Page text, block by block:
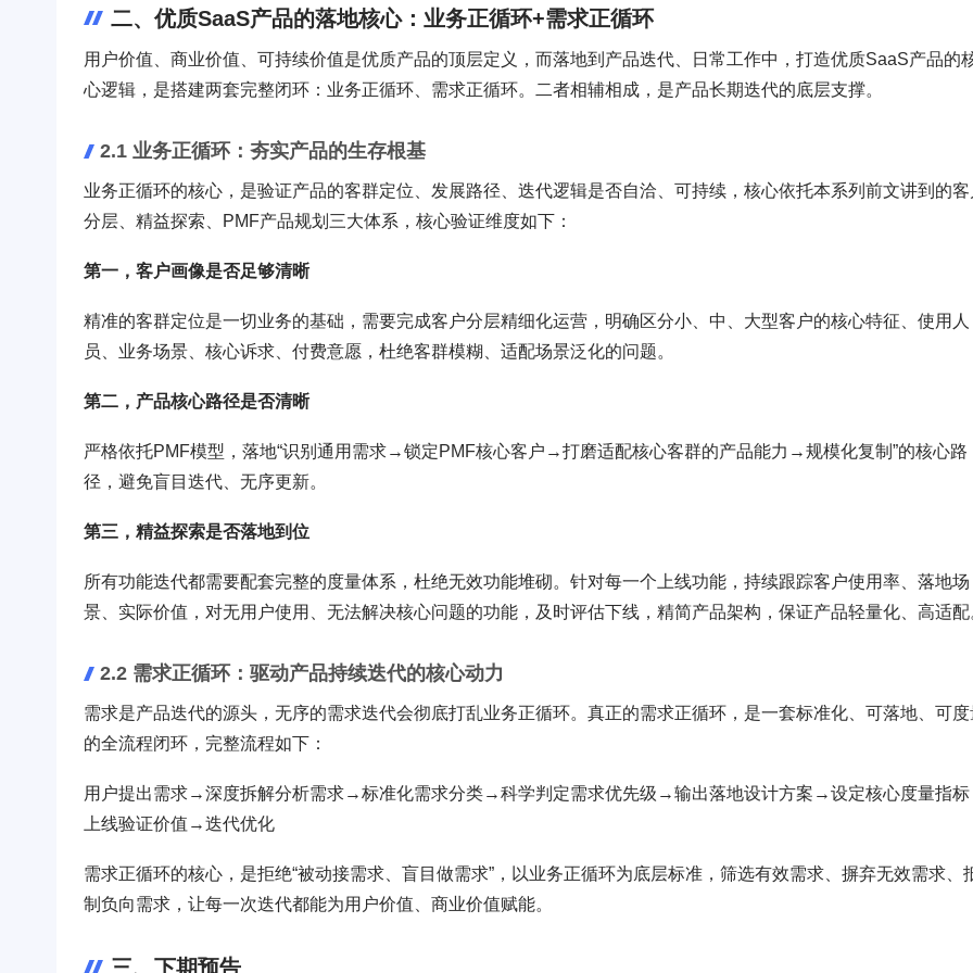
二、优质SaaS产品的落地核心：业务正循环+需求正循环
用户价值、商业价值、可持续价值是优质产品的顶层定义，而落地到产品迭代、日常工作中，打造优质SaaS产品的
心逻辑，是搭建两套完整闭环：业务正循环、需求正循环。二者相辅相成，是产品长期迭代的底层支撑。
2.1 业务正循环：夯实产品的生存根基
业务正循环的核心，是验证产品的客群定位、发展路径、迭代逻辑是否自洽、可持续，核心依托本系列前文讲到的客
分层、精益探索、PMF产品规划三大体系，核心验证维度如下：
第一，客户画像是否足够清晰
精准的客群定位是一切业务的基础，需要完成客户分层精细化运营，明确区分小、中、大型客户的核心特征、使用人
员、业务场景、核心诉求、付费意愿，杜绝客群模糊、适配场景泛化的问题。
第二，产品核心路径是否清晰
严格依托PMF模型，落地“识别通用需求→锁定PMF核心客户→打磨适配核心客群的产品能力→规模化复制”的核心路
径，避免盲目迭代、无序更新。
第三，精益探索是否落地到位
所有功能迭代都需要配套完整的度量体系，杜绝无效功能堆砌。针对每一个上线功能，持续跟踪客户使用率、落地场
景、实际价值，对无用户使用、无法解决核心问题的功能，及时评估下线，精简产品架构，保证产品轻量化、高适配
2.2 需求正循环：驱动产品持续迭代的核心动力
需求是产品迭代的源头，无序的需求迭代会彻底打乱业务正循环。真正的需求正循环，是一套标准化、可落地、可度
的全流程闭环，完整流程如下：
用户提出需求→深度拆解分析需求→标准化需求分类→科学判定需求优先级→输出落地设计方案→设定核心度量指
上线验证价值→迭代优化
需求正循环的核心，是拒绝“被动接需求、盲目做需求”，以业务正循环为底层标准，筛选有效需求、摒弃无效需求、
制负向需求，让每一次迭代都能为用户价值、商业价值赋能。
三、下期预告